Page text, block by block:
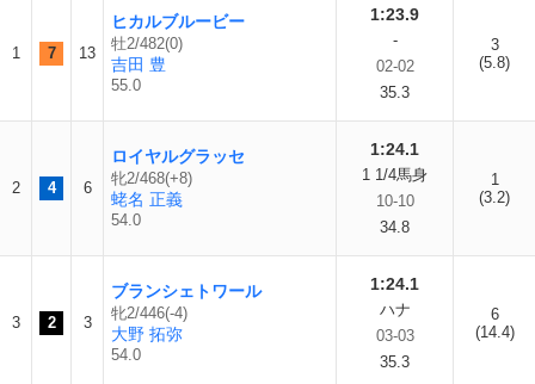
1 7 13
ヒカルブルービー
牡2/482(0)
吉田 豊
55.0
1:23.9
-
02-02
35.3
3
(5.8)
2 4 6
ロイヤルグラッセ
牝2/468(+8)
蛯名 正義
54.0
1:24.1
1 1/4馬身
10-10
34.8
1
(3.2)
3 2 3
ブランシェトワール
牝2/446(-4)
大野 拓弥
54.0
1:24.1
ハナ
03-03
35.3
6
(14.4)